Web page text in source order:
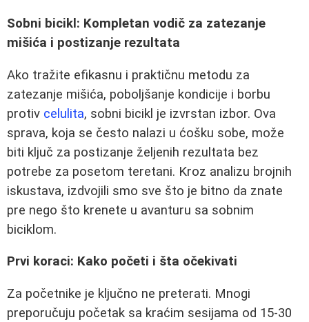
Sobni bicikl: Kompletan vodič za zatezanje
mišića i postizanje rezultata
Ako tražite efikasnu i praktičnu metodu za
zatezanje mišića, poboljšanje kondicije i borbu
protiv celulita, sobni bicikl je izvrstan izbor. Ova
sprava, koja se često nalazi u ćošku sobe, može
biti ključ za postizanje željenih rezultata bez
potrebe za posetom teretani. Kroz analizu brojnih
iskustava, izdvojili smo sve što je bitno da znate
pre nego što krenete u avanturu sa sobnim
biciklom.
Prvi koraci: Kako početi i šta očekivati
Za početnike je ključno ne preterati. Mnogi
preporučuju početak sa kraćim sesijama od 15-30